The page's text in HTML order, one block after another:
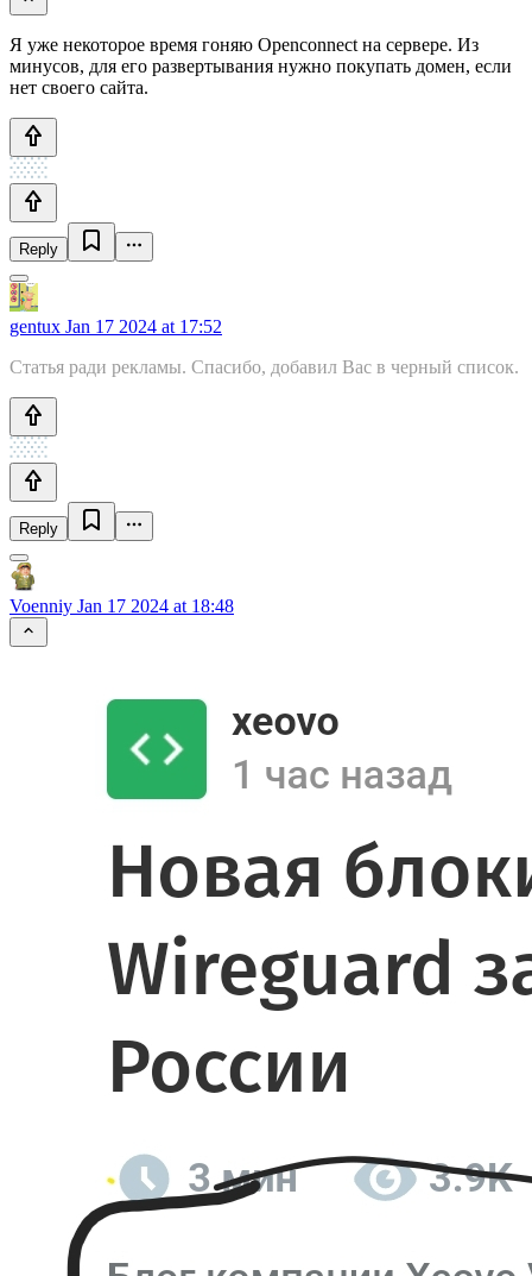
Я уже некоторое время гоняю Openconnect на сервере. Из
минусов, для его развертывания нужно покупать домен, если
нет своего сайта.
Reply
gentux Jan 17 2024 at 17:52
Статья ради рекламы. Спасибо, добавил Вас в черный список.
Reply
Voenniy Jan 17 2024 at 18:48